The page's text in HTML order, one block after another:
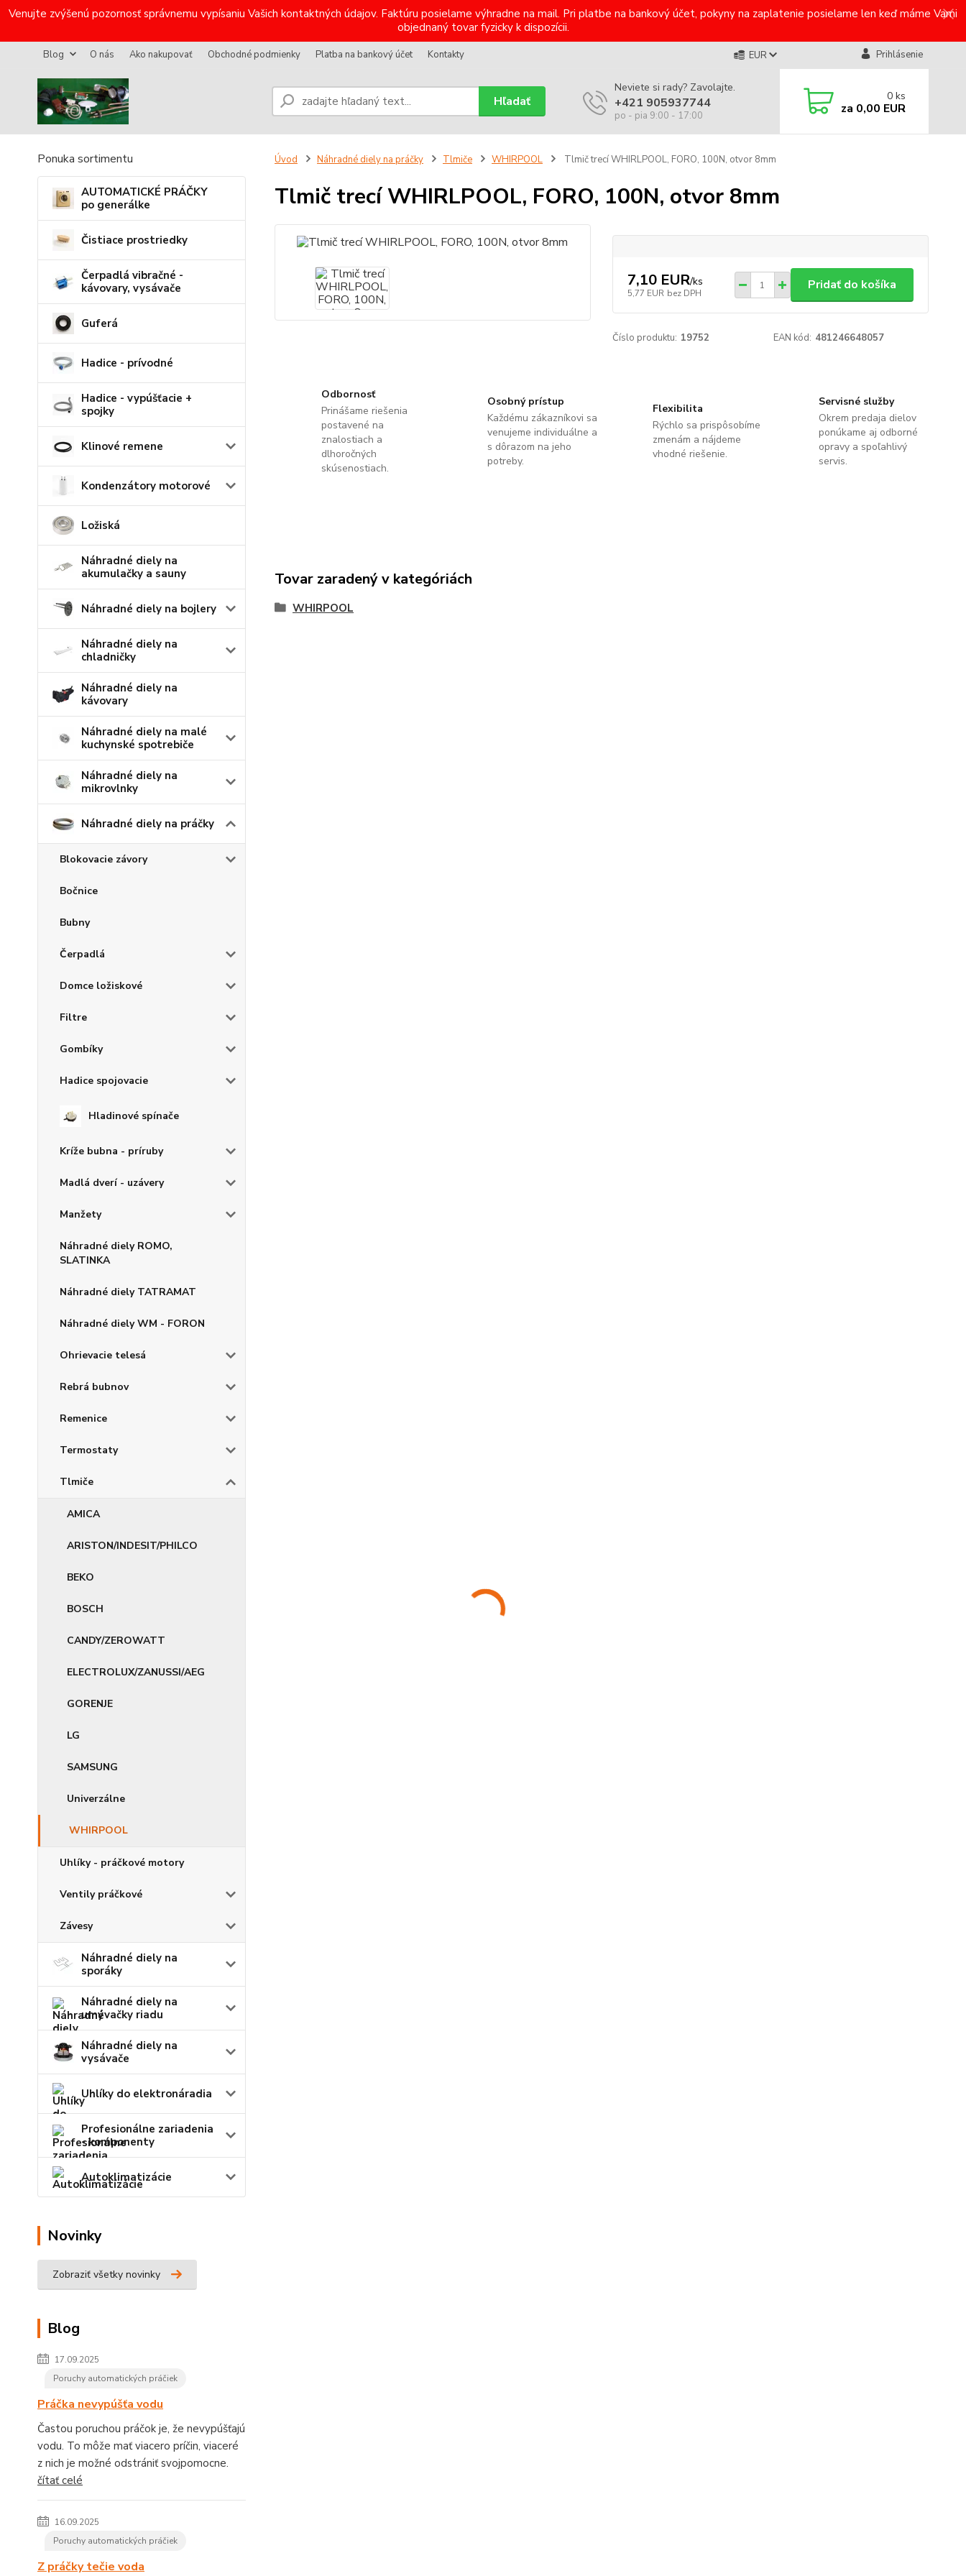
Venujte zvýšenú pozornosť správnemu vypísaniu Vašich kontaktných údajov. Faktúru posielame výhradne na mail. Pri platbe na bankový účet, pokyny na zaplatenie posielame len keď máme Vami
objednaný tovar fyzicky k dispozícii.
Blog O nás Ako nakupovať Obchodné podmienky Platba na bankový účet Kontakty EUR Prihlásenie
Hľadať
Neviete si rady? Zavolajte.
+421 905937744
po - pia 9:00 - 17:00
0 ks
za 0,00 EUR
Ponuka sortimentu
AUTOMATICKÉ PRÁČKY
po generálke
Čistiace prostriedky
Čerpadlá vibračné -
kávovary, vysávače
Guferá
Hadice - prívodné
Hadice - vypúšťacie +
spojky
Klinové remene
Kondenzátory motorové
Ložiská
Náhradné diely na
akumulačky a sauny
Náhradné diely na bojlery
Náhradné diely na
chladničky
Náhradné diely na
kávovary
Náhradné diely na malé
kuchynské spotrebiče
Náhradné diely na
mikrovlnky
Náhradné diely na práčky
Blokovacie závory
Bočnice
Bubny
Čerpadlá
Domce ložiskové
Filtre
Gombíky
Hadice spojovacie
Hladinové spínače
Kríže bubna - príruby
Madlá dverí - uzávery
Manžety
Náhradné diely ROMO,
SLATINKA
Náhradné diely TATRAMAT
Náhradné diely WM - FORON
Ohrievacie telesá
Rebrá bubnov
Remenice
Termostaty
Tlmiče
AMICA
ARISTON/INDESIT/PHILCO
BEKO
BOSCH
CANDY/ZEROWATT
ELECTROLUX/ZANUSSI/AEG
GORENJE
LG
SAMSUNG
Univerzálne
WHIRPOOL
Uhlíky - práčkové motory
Ventily práčkové
Závesy
Náhradné diely na
sporáky
Náhradné diely na
umývačky riadu
Náhradné diely na
vysávače
Uhlíky do elektronáradia
Profesionálne zariadenia
- komponenty
Autoklimatizácie
Novinky
Zobraziť všetky novinky
Blog
17.09.2025
Poruchy automatických práčiek
Práčka nevypúšťa vodu
Častou poruchou práčok je, že nevypúšťajú
vodu. To môže mať viacero príčin, viaceré
z nich je možné odstrániť svojpomocne.
čítať celé
16.09.2025
Poruchy automatických práčiek
Z práčky tečie voda
Úvod Náhradné diely na práčky Tlmiče WHIRPOOL Tlmič trecí WHIRLPOOL, FORO, 100N, otvor 8mm
Tlmič trecí WHIRLPOOL, FORO, 100N, otvor 8mm
7,10 EUR/ks
5,77 EUR bez DPH
Pridať do košíka
Číslo produktu: 19752 EAN kód: 481246648057
Odbornosť
Prinášame riešenia
postavené na
znalostiach a
dlhoročných
skúsenostiach.
Osobný prístup
Každému zákazníkovi sa
venujeme individuálne a
s dôrazom na jeho
potreby.
Flexibilita
Rýchlo sa prispôsobíme
zmenám a nájdeme
vhodné riešenie.
Servisné služby
Okrem predaja dielov
ponúkame aj odborné
opravy a spoľahlivý
servis.
Tovar zaradený v kategóriách
WHIRPOOL